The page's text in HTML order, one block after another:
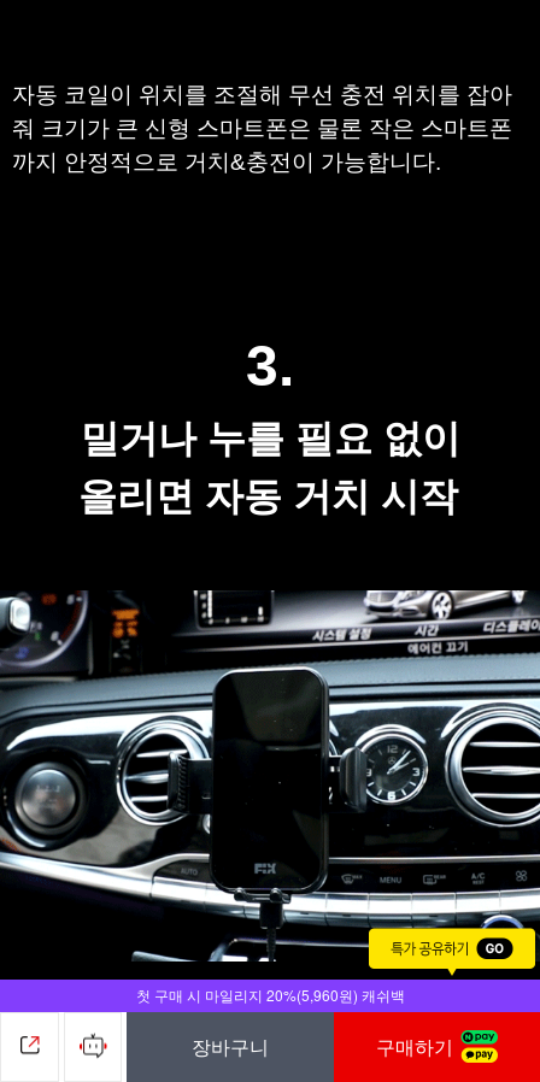
첫 구매 시 마일리지 20%(5,960원) 캐쉬백
장바구니 구매하기
자동 코일이 위치를 조절해 무선 충전 위치를 잡아
줘 크기가 큰 신형 스마트폰은 물론 작은 스마트폰
까지 안정적으로 거치&충전이 가능합니다.
3.
밀거나 누를 필요 없이
올리면 자동 거치 시작
전원을 연결 시 자동으로 그립이 열리며 전원 차단
시 자동으로 그립이 닫혀 편리하게 사용할 수 있습